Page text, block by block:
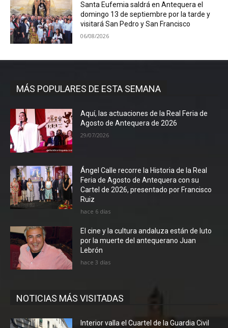
Santa Eufemia saldrá en Antequera el
domingo 13 de septiembre por la tarde y
visitará San Pedro y San Francisco
06/08/2026
MÁS POPULARES DE ESTA SEMANA
Aquí, las actuaciones de la Real Feria de
Agosto de Antequera de 2026
29/07/2026
Ángel Calle recorre la Historia de la Real
Feria de Agosto de Antequera con su
Cartel de 2026, presentado por Francisco
Ruiz
hace 6 días
El cine y la cultura andaluza están de luto
por la muerte del antequerano Juan
Lebrón
hace 3 días
NOTICIAS MÁS VISITADAS
Interior valla el Cuartel de la Guardia Civil